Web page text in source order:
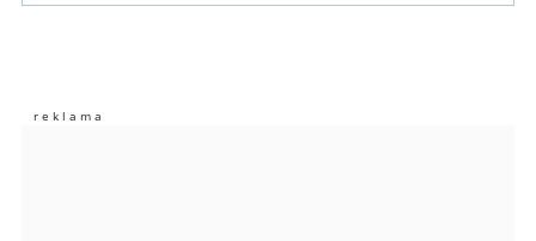
Imię (Wymagane)